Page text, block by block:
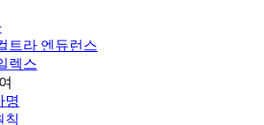
트라 엔듀런스
렉스
명
칙